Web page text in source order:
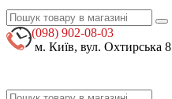
(098) 902-08-03
м. Київ, вул. Охтирська 8